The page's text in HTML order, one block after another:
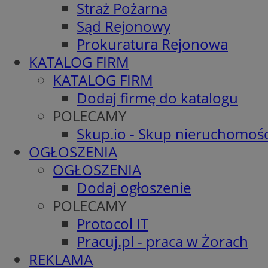
Straż Pożarna
Sąd Rejonowy
Prokuratura Rejonowa
KATALOG FIRM
KATALOG FIRM
Dodaj firmę do katalogu
POLECAMY
Skup.io - Skup
OGŁOSZENIA
OGŁOSZENIA
Dodaj ogłoszenie
POLECAMY
Protocol IT
Pracuj.pl - praca w Żorach
REKLAMA